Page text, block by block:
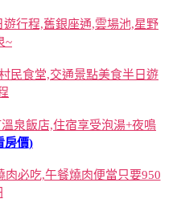
遊行程,舊銀座通,雲場池,星野
~
民食堂,交通景點美食半日遊
泉飯店,住宿享受泡湯+夜鳴
房價)
肉必吃,午餐燒肉便當只要950